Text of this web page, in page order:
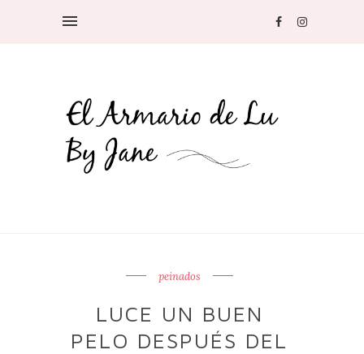
peinados
LUCE UN BUEN
PELO DESPUÉS DEL